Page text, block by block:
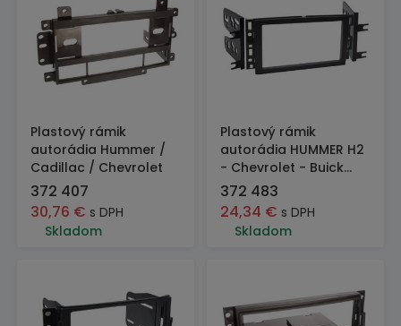
Plastový rámik
autorádia Hummer /
Cadillac / Chevrolet
372 407
30,76 € s DPH
Skladom
Plastový rámik
autorádia HUMMER H2
- Chevrolet - Buick...
372 483
24,34 € s DPH
Skladom